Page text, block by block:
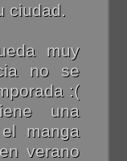
ciudad.
muy
no se
:(
una
manga
verano